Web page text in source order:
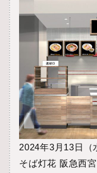
2024年3月13日（
そば灯花 阪急西